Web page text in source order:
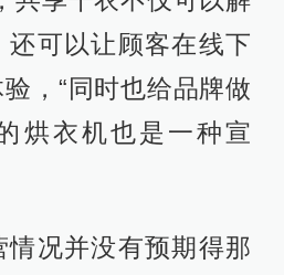
还可以让顾客在线下
，“同时也给品牌做
烘衣机也是一种宣
况并没有预期得那